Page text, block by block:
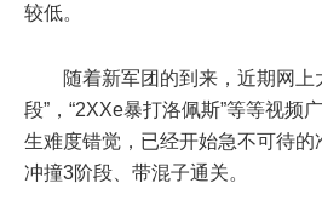
较低。
随着新军团的到来，近期网上
段”，“2XXe暴打洛佩斯”等等视频
生难度错觉，已经开始急不可待
冲撞3阶段、带混子通关。